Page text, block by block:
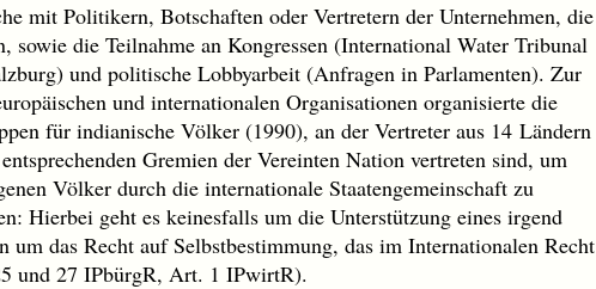
mit Politikern, Botschaften oder Vertretern der Unternehmen, die
sowie die Teilnahme an Kongressen (International Water Tribunal
und politische Lobbyarbeit (Anfragen in Parlamenten). Zur
und internationalen Organisationen organisierte die
für indianische Völker (1990), an der Vertreter aus 14 Ländern
Gremien der Vereinten Nation vertreten sind, um
Völker durch die internationale Staatengemeinschaft zu
Hierbei geht es keinesfalls um die Unterstützung eines irgend
um das Recht auf Selbstbestimmung, das im Internationalen Recht
und 27 IPbürgR, Art. 1 IPwirtR).